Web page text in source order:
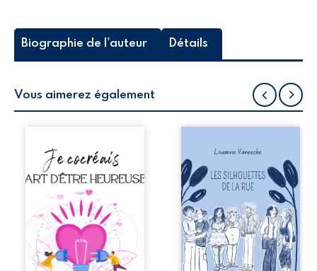
Biographie de l'auteur Détails
Vous aimerez également
nous porte l’envie
de cocréer son
bonheur, mais
parfois nos
schémas et nos
croyances basées
sur la peur
entravent cette
capacité, générant
des conflits et des
la rue donne la
parole à six
personnages
ordinaires,
traversés par des
pensées, des
émotions et des
silences qui
pourraient
appartenir à